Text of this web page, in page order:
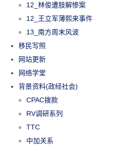
12_林俊遭肢解惨案
12_王立军薄熙来事件
13_南方周末风波
移民写照
网站更新
网络学堂
背景资料(政经社会)
CPAC拨款
RV调研系列
TTC
中加关系